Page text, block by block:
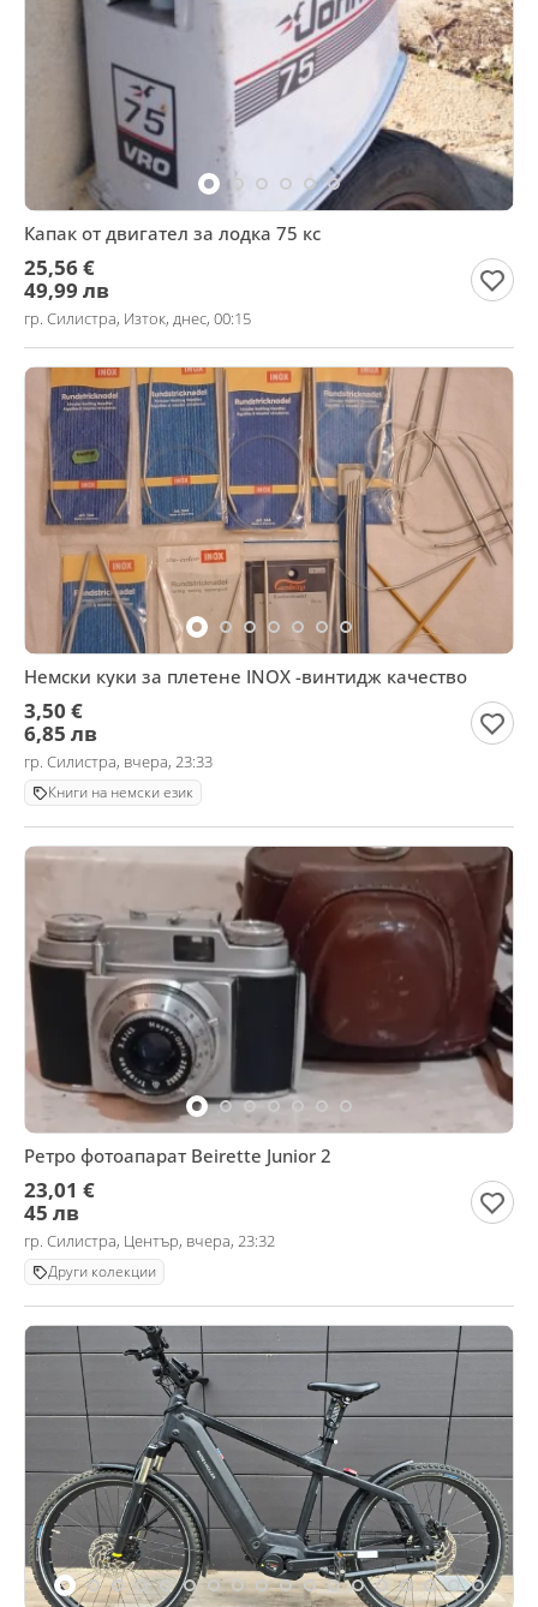
Капак от двигател за лодка 75 кс
25,56 €
49,99 лв
гр. Силистра, Изток, днес, 00:15
Немски куки за плетене INOX -винтидж качество
3,50 €
6,85 лв
гр. Силистра, вчера, 23:33
Книги на немски език
Ретро фотоапарат Beirette Junior 2
23,01 €
45 лв
гр. Силистра, Център, вчера, 23:32
Други колекции